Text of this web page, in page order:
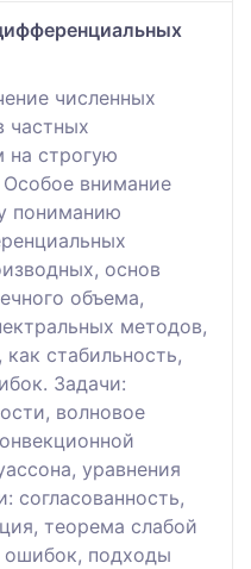
численных
частных
на строгую
внимание
пониманию
основ
объема,
методов,
стабильность,
Задачи:
волновое
уравнения
согласованность,
теорема слабой
ошибок, подходы